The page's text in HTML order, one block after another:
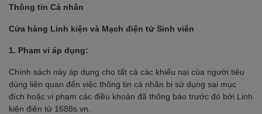
Thông tin Cá nhân
Cửa hàng Linh kiện và Mạch điện tử Sinh viên
1. Phạm vi áp dụng:
Chính sách này áp dụng cho tất cả các khiếu nại của người tiêu
dùng liên quan đến việc thông tin cá nhân bị sử dụng sai mục
đích hoặc vi phạm các điều khoản đã thông báo trước đó bởi Linh
kiện điện tử 1688s.vn.